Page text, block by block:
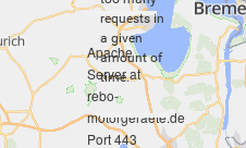
Apache
Server at
rebo-
motorgeraete.de
Port 443
requests in
a given
amount of
time.